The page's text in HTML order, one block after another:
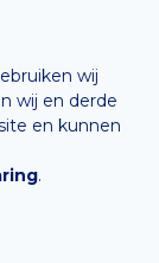
wij
wij en derde
en kunnen
.